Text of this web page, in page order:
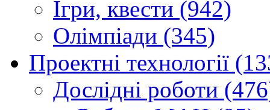
Ігри, квести (942)
Олімпіади (345)
Проектні технології
Дослідні роботи